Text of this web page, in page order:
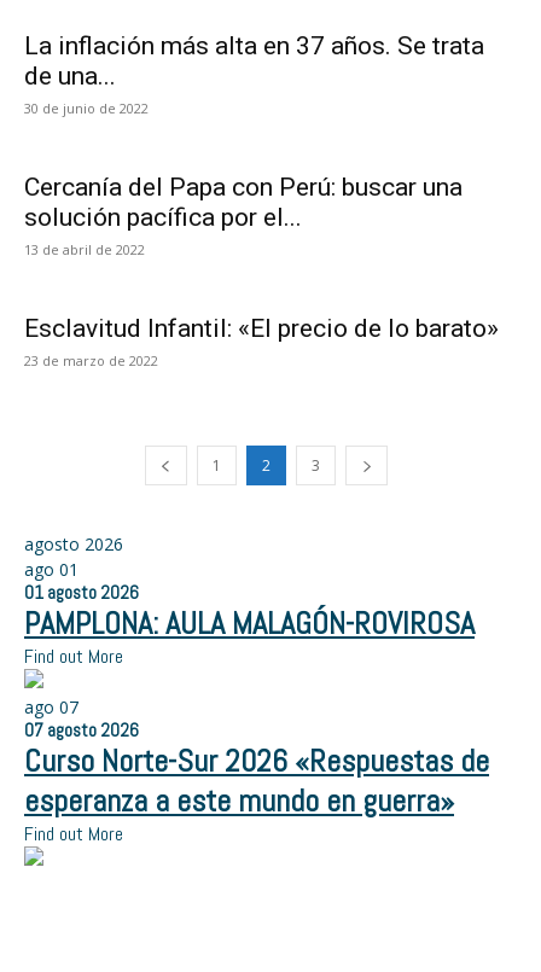
La inflación más alta en 37 años. Se trata
de una...
30 de junio de 2022
Cercanía del Papa con Perú: buscar una
solución pacífica por el...
13 de abril de 2022
Esclavitud Infantil: «El precio de lo barato»
23 de marzo de 2022
1 2 3
agosto 2026
ago 01
01 agosto 2026
PAMPLONA: AULA MALAGÓN-ROVIROSA
Find out More
ago 07
07 agosto 2026
Curso Norte-Sur 2026 «Respuestas de
esperanza a este mundo en guerra»
Find out More